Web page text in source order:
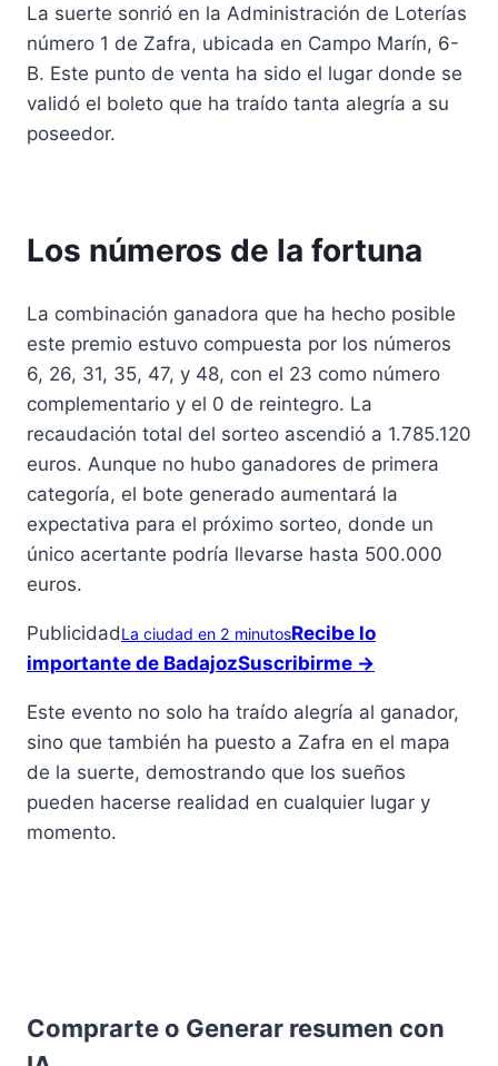
La suerte sonrió en la Administración de Loterías
número 1 de Zafra, ubicada en Campo Marín, 6-
B. Este punto de venta ha sido el lugar donde se
validó el boleto que ha traído tanta alegría a su
poseedor.
Los números de la fortuna
La combinación ganadora que ha hecho posible
este premio estuvo compuesta por los números
6, 26, 31, 35, 47, y 48, con el 23 como número
complementario y el 0 de reintegro. La
recaudación total del sorteo ascendió a 1.785.120
euros. Aunque no hubo ganadores de primera
categoría, el bote generado aumentará la
expectativa para el próximo sorteo, donde un
único acertante podría llevarse hasta 500.000
euros.
PublicidadLa ciudad en 2 minutosRecibe lo
importante de BadajozSuscribirme →
Este evento no solo ha traído alegría al ganador,
sino que también ha puesto a Zafra en el mapa
de la suerte, demostrando que los sueños
pueden hacerse realidad en cualquier lugar y
momento.
Comprarte o Generar resumen con